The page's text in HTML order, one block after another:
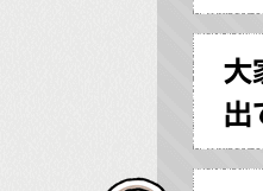
大
出